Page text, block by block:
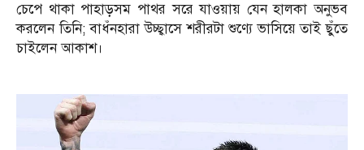
চেপে থাকা পাহাড়সম পাথর সরে যাওয়ায় যেন হালকা অনুভব
করলেন তিনি; বাধঁনহারা উচ্ছ্বাসে শরীরটা শুণ্যে ভাসিয়ে তাই ছুঁতে
চাইলেন আকাশ।